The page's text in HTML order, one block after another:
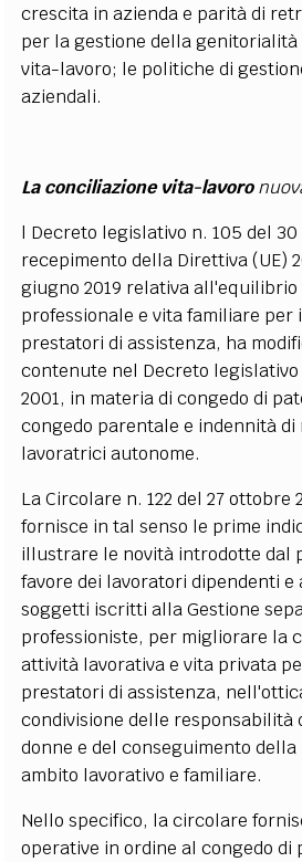
crescita in azienda e parità di
per la gestione della
vita-lavoro; le politiche di
aziendali.
La conciliazione vita-lavoro
l Decreto legislativo n. 105 del 30
recepimento della Direttiva (UE)
giugno 2019 relativa
professionale e vita familiare per
prestatori di assistenza, ha
contenute nel Decreto legislativo
2001, in materia di congedo di
congedo parentale e indennità
lavoratrici autonome.
La Circolare n. 122 del 27 ottobre
fornisce in tal senso le prime
illustrare le novità introdotte dal
favore dei lavoratori dipendenti e
soggetti iscritti alla Gestione
professioniste, per migliorare la
attività lavorativa e vita privata
prestatori di assistenza,
condivisione delle responsabilità
donne e del conseguimento
ambito lavorativo e familiare.
Nello specifico, la circolare
operative in ordine al congedo di